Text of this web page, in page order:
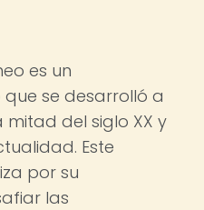
es un
se desarrolló a
del siglo XX y
Este
por su
las